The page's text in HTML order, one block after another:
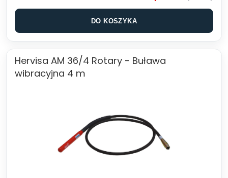
DO KOSZYKA
Hervisa AM 36/4 Rotary - Buława
wibracyjna 4 m